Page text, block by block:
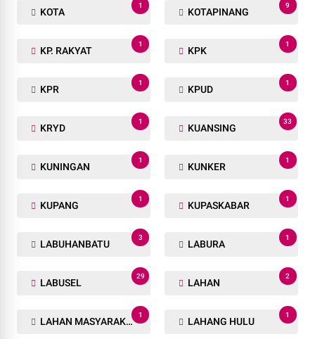
KOTA
1
KOTAPINANG
9
KP. RAKYAT
1
KPK
1
KPR
1
KPUD
1
KRYD
1
KUANSING
33
KUNINGAN
1
KUNKER
1
KUPANG
1
KUPASKABAR
1
LABUHANBATU
3
LABURA
1
LABUSEL
29
LAHAN
2
LAHAN MASYARAKAT
1
LAHANG HULU
1